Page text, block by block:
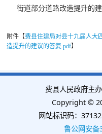
街道部分道路改造提升的
附件【费县住建局对县十九届人大
造提升的建议的答复.pdf】
费县人民政府主
Copyright ©
网站标识码：
鲁公网安